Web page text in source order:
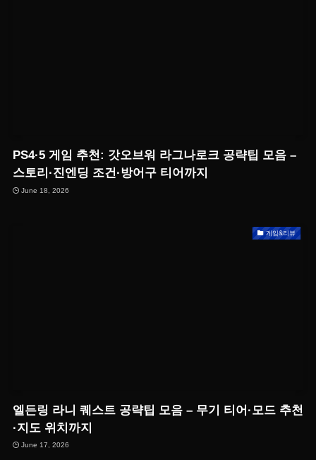
PS4·5 게임 추천: 갓오브워 라그나로크 공략팁 모음 –
스토리·진엔딩 조건·방어구 티어까지
June 18, 2026
게임&리뷰
엘든링 라니 퀘스트 공략팁 모음 – 무기 티어·모드 추천
·지도 위치까지
June 17, 2026